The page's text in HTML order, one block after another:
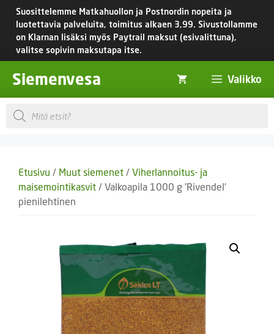
Siirry
sisältöön
Suosittelemme Matkahuollon ja Postnordin nopeita ja
luotettavia palveluita, toimitus alkaen 3,99. Sivustollamme
on Klarnan lisäksi myös Paytrail maksut (esivalittuna),
valitse sopivin maksutapa itse.
Siemenvesa Valikko
Products
search
Etusivu / Muut siemenet / Viherlannoitus- ja
maisemointikasvit / Valkoapila 1000 g ’Rivendel’
pienilehtinen